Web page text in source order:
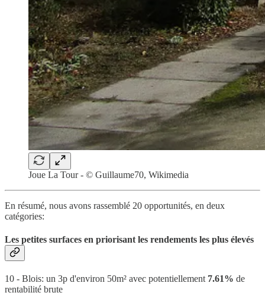
Joue La Tour - © Guillaume70, Wikimedia
En résumé, nous avons rassemblé 20 opportunités, en deux
catégories:
Les petites surfaces en priorisant les rendements les plus élevés
10 - Blois: un 3p d'environ 50m² avec potentiellement 7.61% de
rentabilité brute